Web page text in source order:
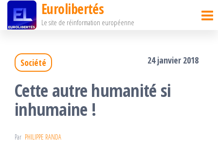
Passer
Eurolibertés
Le site de réinformation européenne
Société 24 janvier 2018
Cette autre humanité si
inhumaine !
Par PHILIPPE RANDA